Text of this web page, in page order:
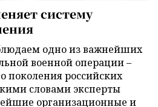
систему
одно из важнейших
военной операции –
поколения российских
словами эксперты
организационные и